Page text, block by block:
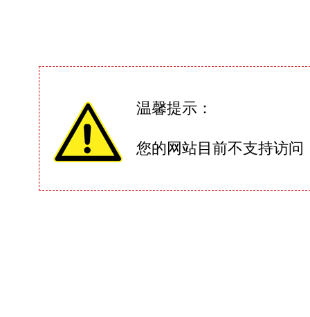
温馨提示：
您的网站目前不支持访